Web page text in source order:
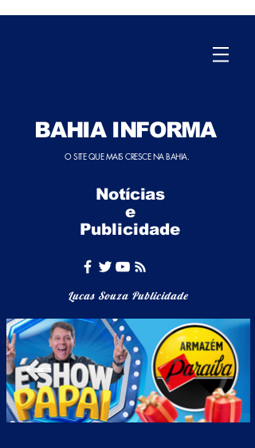
BAHIA INFORMA
O SITE QUE MAIS CRESCE NA BAHIA.
Notícias
e
Publicidade
Lucas Souza Publicidade